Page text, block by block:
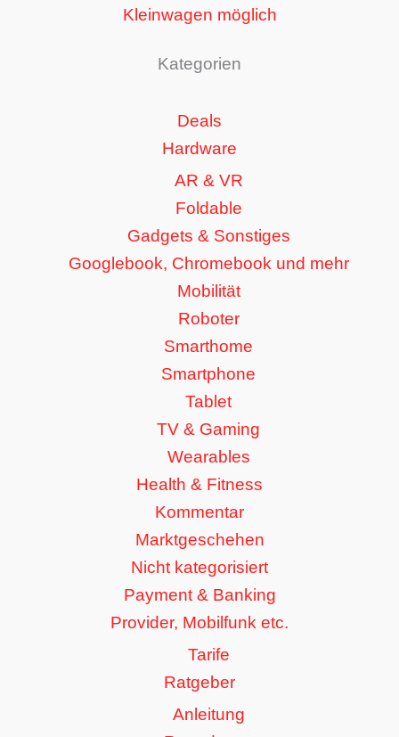
Kleinwagen möglich
Kategorien
Deals
Hardware
AR & VR
Foldable
Gadgets & Sonstiges
Googlebook, Chromebook und mehr
Mobilität
Roboter
Smarthome
Smartphone
Tablet
TV & Gaming
Wearables
Health & Fitness
Kommentar
Marktgeschehen
Nicht kategorisiert
Payment & Banking
Provider, Mobilfunk etc.
Tarife
Ratgeber
Anleitung